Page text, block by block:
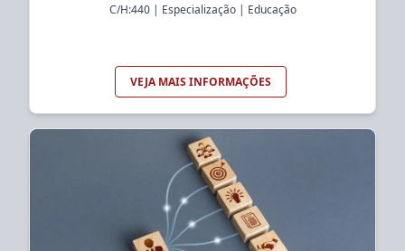
C/H:440| Especialização| Educação
VEJA MAIS INFORMAÇÕES